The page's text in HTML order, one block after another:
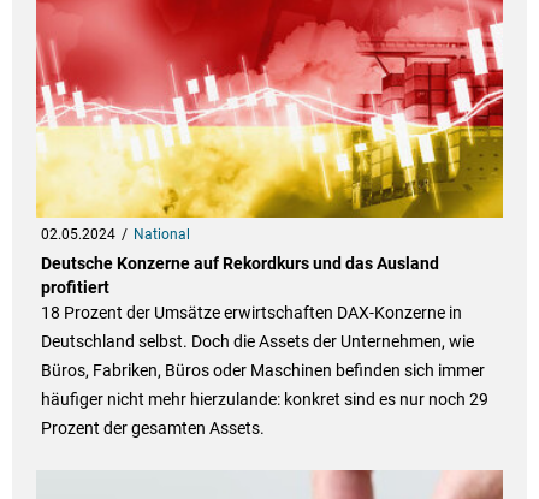
02.05.2024 National
Deutsche Konzerne auf Rekordkurs und das Ausland
profitiert
18 Prozent der Umsätze erwirtschaften DAX-Konzerne in
Deutschland selbst. Doch die Assets der Unternehmen, wie
Büros, Fabriken, Büros oder Maschinen befinden sich immer
häufiger nicht mehr hierzulande: konkret sind es nur noch 29
Prozent der gesamten Assets.